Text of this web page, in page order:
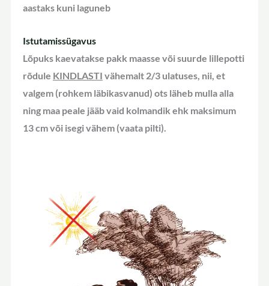
aastaks kuni laguneb
Istutamissügavus
Lõpuks kaevatakse pakk maasse või suurde lillepotti
rõdule KINDLASTI vähemalt 2/3 ulatuses, nii, et
valgem (rohkem läbikasvanud) ots läheb mulla alla
ning maa peale jääb vaid kolmandik ehk maksimum
13 cm või isegi vähem (vaata pilti).